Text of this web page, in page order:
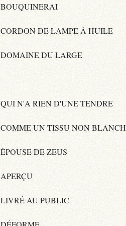
BOUQUINERAI
CORDON DE LAMPE À HUILE
DOMAINE DU LARGE
QUI N'A RIEN D'UNE TENDRE
COMME UN TISSU NON
ÉPOUSE DE ZEUS
APERÇU
LIVRÉ AU PUBLIC